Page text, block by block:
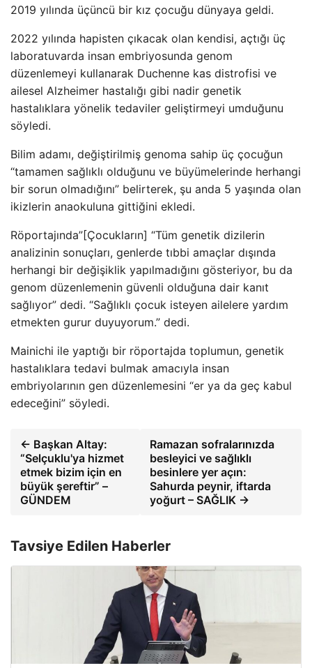
2019 yılında üçüncü bir kız çocuğu dünyaya geldi.
2022 yılında hapisten çıkacak olan kendisi, açtığı üç
laboratuvarda insan embriyosunda genom
düzenlemeyi kullanarak Duchenne kas distrofisi ve
ailesel Alzheimer hastalığı gibi nadir genetik
hastalıklara yönelik tedaviler geliştirmeyi umduğunu
söyledi.
Bilim adamı, değiştirilmiş genoma sahip üç çocuğun
“tamamen sağlıklı olduğunu ve büyümelerinde herhangi
bir sorun olmadığını” belirterek, şu anda 5 yaşında olan
ikizlerin anaokuluna gittiğini ekledi.
Röportajında”[Çocukların] “Tüm genetik dizilerin
analizinin sonuçları, genlerde tıbbi amaçlar dışında
herhangi bir değişiklik yapılmadığını gösteriyor, bu da
genom düzenlemenin güvenli olduğuna dair kanıt
sağlıyor” dedi. “Sağlıklı çocuk isteyen ailelere yardım
etmekten gurur duyuyorum.” dedi.
Mainichi ile yaptığı bir röportajda toplumun, genetik
hastalıklara tedavi bulmak amacıyla insan
embriyolarının gen düzenlemesini “er ya da geç kabul
edeceğini” söyledi.
← Başkan Altay:
“Selçuklu'ya hizmet
etmek bizim için en
büyük şereftir” –
GÜNDEM
Ramazan sofralarınızda
besleyici ve sağlıklı
besinlere yer açın:
Sahurda peynir, iftarda
yoğurt – SAĞLIK →
Tavsiye Edilen Haberler